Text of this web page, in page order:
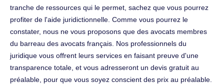
tranche de ressources qui le permet, sachez que vous pourrez
profiter de l'aide juridictionnelle. Comme vous pourrez le
constater, nous ne vous proposons que des avocats membres
du barreau des avocats français. Nos professionnels du
juridique vous offrent leurs services en faisant preuve d'une
transparence totale, et vous adresseront un devis gratuit au
préalable, pour que vous soyez conscient des prix au préalable.